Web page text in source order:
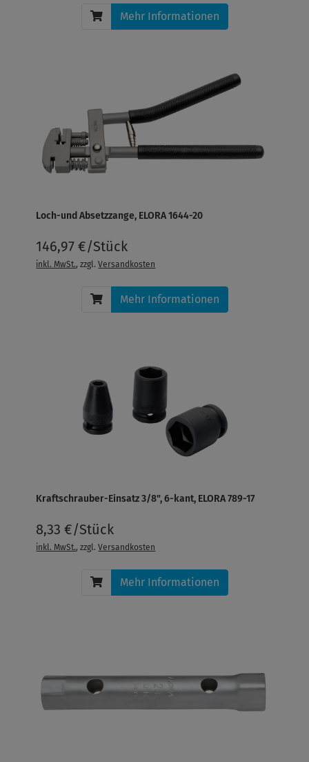
Mehr Informationen
Loch-und Absetzzange, ELORA 1644-20
146,97 €/Stück
inkl. MwSt., zzgl.Versandkosten
Mehr Informationen
Kraftschrauber-Einsatz 3/8", 6-kant, ELORA 789-17
8,33 €/Stück
inkl. MwSt., zzgl.Versandkosten
Mehr Informationen